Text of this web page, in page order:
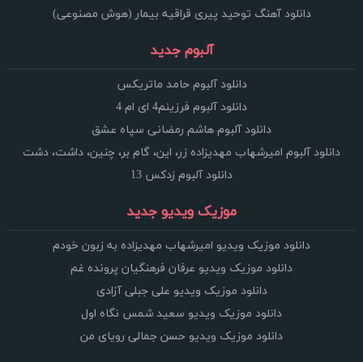
دانلود آهنگ توحید پیری قراقیه بیمار (هوش مصنوعی)
آلبوم جدید
دانلود آلبوم حامد ماتریکس
دانلود آلبوم فرزینم4 ای ام 4
دانلود آلبوم هاشم رمضانی سپاه عشق
دانلود آلبوم امیرشهاب مهدیزاده زر، این، گام بر، چنین، داشت، دشت
دانلود آلبوم زدکس 13
موزیک ویدیو جدید
دانلود موزیک ویدیو امیرشهاب مهدیزاده به زبون خودم
دانلود موزیک ویدیو عرفان فرهنگیان پرونده غم
دانلود موزیک ویدیو علی جبلی آزادی
دانلود موزیک ویدیو سعید شمس نگاه اول
دانلود موزیک ویدیو حسن جمالی رویای من